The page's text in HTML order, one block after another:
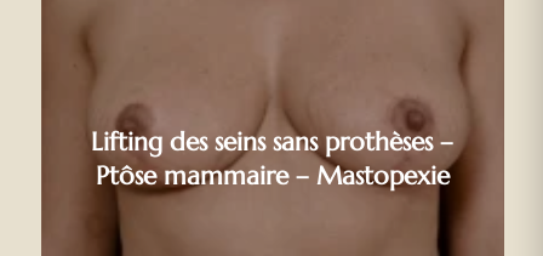
Lifting des seins sans prothèses –
Ptôse mammaire – Mastopexie